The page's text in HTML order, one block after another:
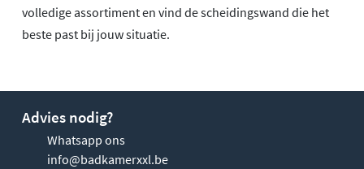
volledige assortiment en vind de scheidingswand die het
beste past bij jouw situatie.
Advies nodig?
Whatsapp ons
info@badkamerxxl.be